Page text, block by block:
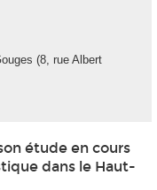
(8, rue Albert
étude en cours
dans le Haut-